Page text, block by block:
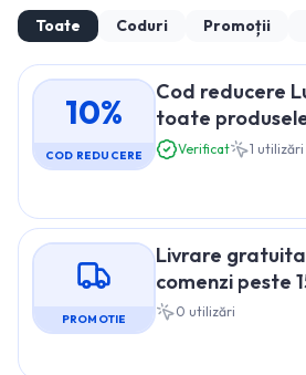
Toate
Coduri Promoții
10%
COD REDUCERE
Cod reducere
toate
Verificat 1 utilizări
PROMOTIE
Livrare
comenzi peste
0 utilizări